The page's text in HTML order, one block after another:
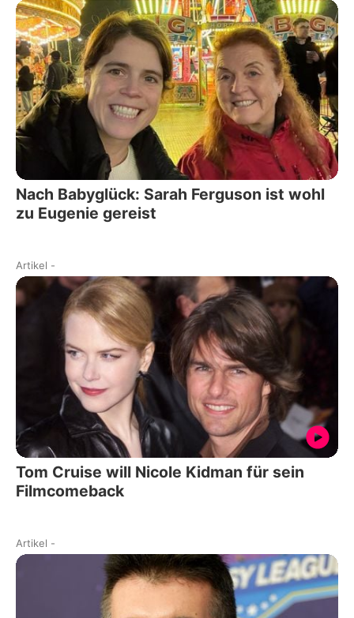
Nach Babyglück: Sarah Ferguson ist wohl
zu Eugenie gereist
Artikel -
Tom Cruise will Nicole Kidman für sein
Filmcomeback
Artikel -